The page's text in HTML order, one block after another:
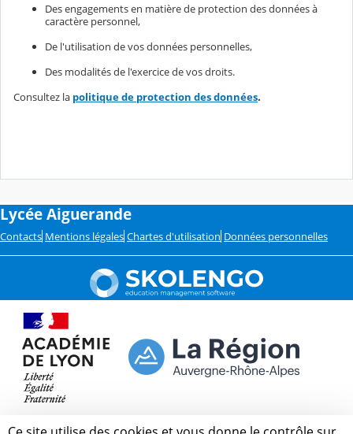
Des engagements en matière de protection des données à
caractère personnel,
De l'utilisation de vos données personnelles,
Des modalités de l'exercice de vos droits.
Consultez la politique de protection des données.
Lycée Aiguerande
Contacts Mentions légales Chartes d'utilisation Données personnelles